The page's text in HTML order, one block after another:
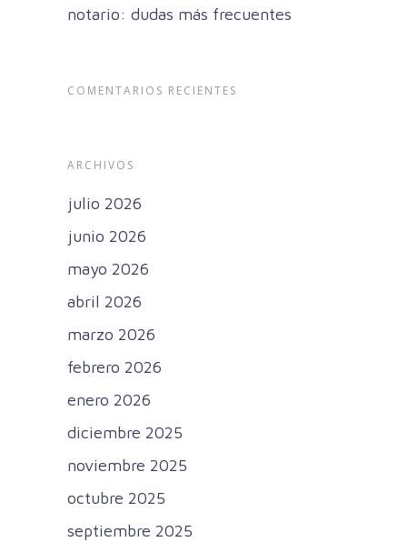
notario: dudas más frecuentes
COMENTARIOS RECIENTES
ARCHIVOS
julio 2026
junio 2026
mayo 2026
abril 2026
marzo 2026
febrero 2026
enero 2026
diciembre 2025
noviembre 2025
octubre 2025
septiembre 2025